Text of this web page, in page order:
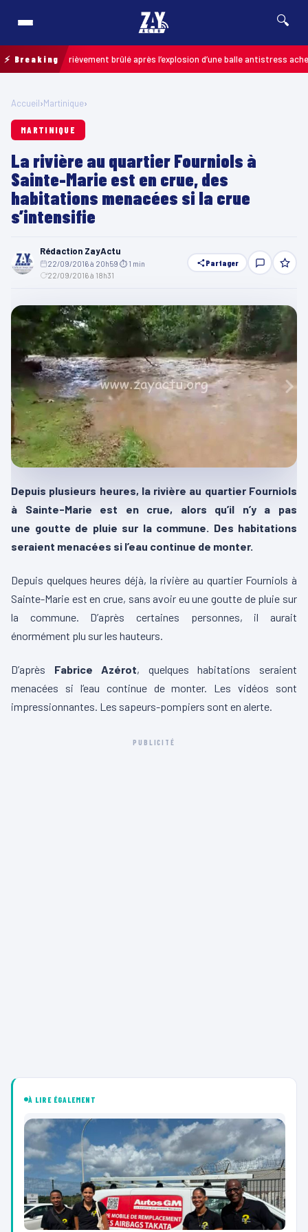
🔍
⚡ Breaking
enfant grièvement brûlé après l’explosion d’une balle antistress achetée en
Accueil›Martinique›
MARTINIQUE
La rivière au quartier Fourniols à
Sainte-Marie est en crue, des
habitations menacées si la crue
s’intensifie
Rédaction ZayActu
22/09/2016 à 20h59 ⏱ 1 min
22/09/2016 à 18h31
Partager
Depuis plusieurs heures, la rivière au quartier Fourniols
à Sainte-Marie est en crue, alors qu’il n’y a pas
une goutte de pluie sur la commune. Des habitations
seraient menacées si l’eau continue de monter.
Depuis quelques heures déjà, la rivière au quartier Fourniols à
Sainte-Marie est en crue, sans avoir eu une goutte de pluie sur
la commune. D’après certaines personnes, il aurait
énormément plu sur les hauteurs.
D’après Fabrice Azérot, quelques habitations seraient
menacées si l’eau continue de monter. Les vidéos sont
impressionnantes. Les sapeurs-pompiers sont en alerte.
PUBLICITÉ
À LIRE ÉGALEMENT